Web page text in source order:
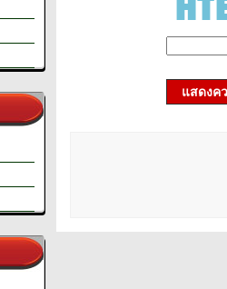
แสดงค